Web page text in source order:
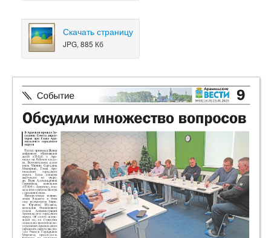
Скачать страницу
JPG, 885 Кб